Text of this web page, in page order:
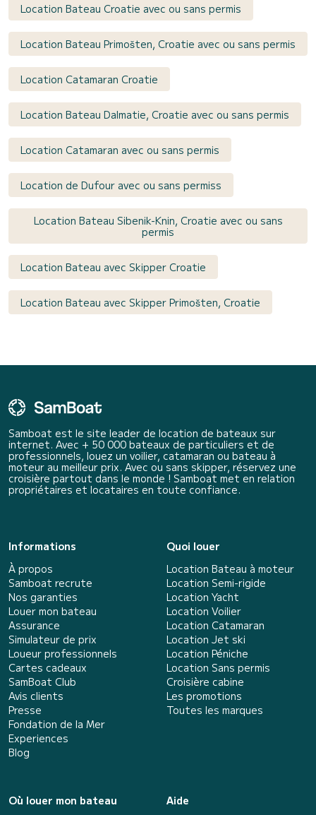
Location Bateau Croatie avec ou sans permis
Location Bateau Primošten, Croatie avec ou sans permis
Location Catamaran Croatie
Location Bateau Dalmatie, Croatie avec ou sans permis
Location Catamaran avec ou sans permis
Location de Dufour avec ou sans permiss
Location Bateau Sibenik-Knin, Croatie avec ou sans
permis
Location Bateau avec Skipper Croatie
Location Bateau avec Skipper Primošten, Croatie
Samboat est le site leader de location de bateaux sur
internet. Avec + 50 000 bateaux de particuliers et de
professionnels, louez un voilier, catamaran ou bateau à
moteur au meilleur prix. Avec ou sans skipper, réservez une
croisière partout dans le monde ! Samboat met en relation
propriétaires et locataires en toute confiance.
Informations
À propos
Samboat recrute
Nos garanties
Louer mon bateau
Assurance
Simulateur de prix
Loueur professionnels
Cartes cadeaux
SamBoat Club
Avis clients
Presse
Fondation de la Mer
Experiences
Blog
Quoi louer
Location Bateau à moteur
Location Semi-rigide
Location Yacht
Location Voilier
Location Catamaran
Location Jet ski
Location Péniche
Location Sans permis
Croisière cabine
Les promotions
Toutes les marques
Où louer mon bateau
Aide